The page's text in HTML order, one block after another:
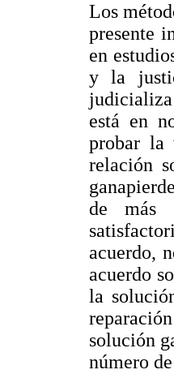
Los
presente
en
y la
está en
probar la
relación
de más
acuerdo,
acuerdo
la
solución
número